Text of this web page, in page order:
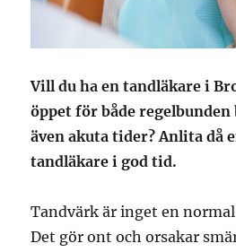
Vill du ha en tandläkare i
öppet för både
även akuta tider? Anlita då
tandläkare i god tid.
Tandvärk är inget en
Det gör ont och orsakar